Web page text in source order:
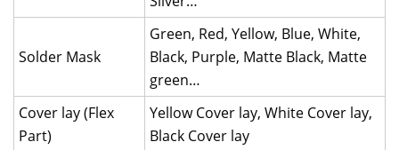
Solder Mask
Green, Red, Yellow, Blue, White,
Black, Purple, Matte Black, Matte
green…
Cover lay (Flex
Part)
Yellow Cover lay, White Cover lay,
Black Cover lay